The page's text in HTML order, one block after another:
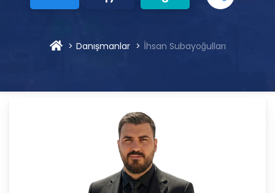
Danışmanlar İhsan Subayoğulları